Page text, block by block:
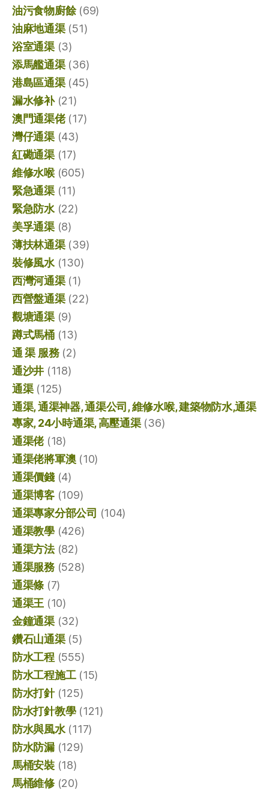
油污食物廚餘(69)
油麻地通渠(51)
浴室通渠(3)
添馬艦通渠(36)
港島區通渠(45)
漏水修补(21)
澳門通渠佬(17)
灣仔通渠(43)
紅磡通渠(17)
維修水喉(605)
緊急通渠(11)
緊急防水(22)
美孚通渠(8)
薄扶林通渠(39)
裝修風水(130)
西灣河通渠(1)
西營盤通渠(22)
觀塘通渠(9)
蹲式馬桶(13)
通 渠 服務(2)
通沙井 (118)
通渠(125)
通渠, 通渠神器, 通渠公司, 維修水喉, 建築物防水,通渠
專家, 24小時通渠, 高壓通渠(36)
通渠佬(18)
通渠佬將軍澳(10)
通渠價錢(4)
通渠博客(109)
通渠專家分部公司 (104)
通渠教學(426)
通渠方法(82)
通渠服務(528)
通渠條 (7)
通渠王 (10)
金鐘通渠(32)
鑽石山通渠(5)
防水工程(555)
防水工程施工(15)
防水打針(125)
防水打針教學(121)
防水與風水(117)
防水防漏(129)
馬桶安裝(18)
馬桶維修(20)